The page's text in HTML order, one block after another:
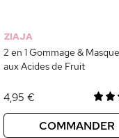
ZIAJA
2 en 1 Gommage &
aux Acides de Fruit
4,95 €
COMMANDER